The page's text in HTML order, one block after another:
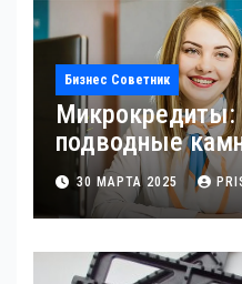
Бизнес Советник
Микрокредиты:
подводные
30 МАРТА 2025